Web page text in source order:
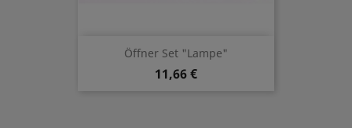
Öffner Set "Lampe"
11,66 €